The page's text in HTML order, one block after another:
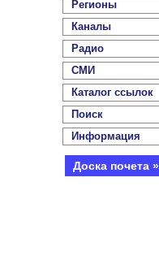
Регионы
Каналы
Радио
СМИ
Каталог ссылок
Поиск
Информация
Доска почета »